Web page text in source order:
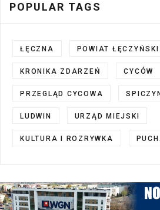
POPULAR TAGS
ŁĘCZNA POWIAT ŁĘCZYŃSKI
KRONIKA ZDARZEŃ CYCÓW
PRZEGLĄD CYCOWA SPICZYN
LUDWIN URZĄD MIEJSKI
KULTURA I ROZRYWKA